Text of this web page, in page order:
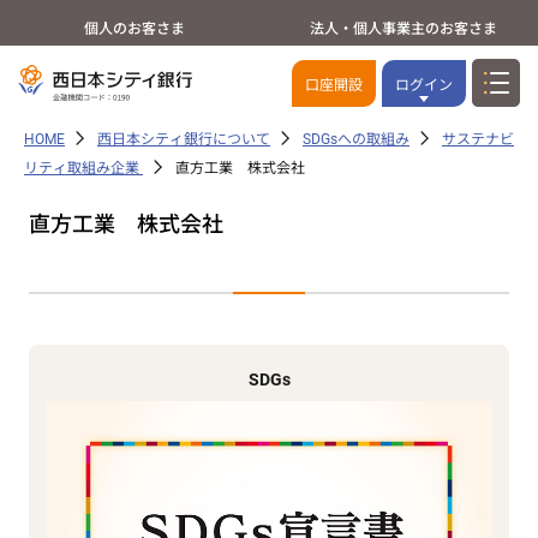
個人のお客さま 法人・個人事業主のお客さま
口座開設 ログイン
HOME 西日本シティ銀行について SDGsへの取組み
サステナビ
リティ取組み企業
直方工業 株式会社
直方工業 株式会社
SDGs